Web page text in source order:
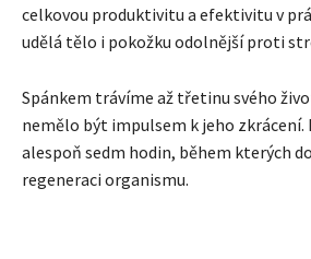
celkovou produktivitu a efektivitu v
udělá tělo i pokožku odolnější proti
Spánkem trávíme až třetinu svého
nemělo být impulsem k jeho zkrácení.
alespoň sedm hodin, během kterých
regeneraci organismu.